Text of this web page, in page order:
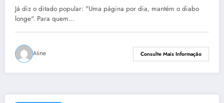
Já diz o ditado popular: "Uma página por dia, mantém o diabo
longe". Para quem…
Aline Consulte Mais Informação